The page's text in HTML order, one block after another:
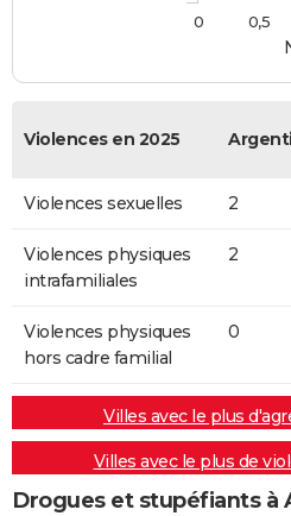
0
0,5
Violences en 2025
Violences sexuelles 2
Violences physiques
intrafamiliales
2
Violences physiques
hors cadre familial
0
Villes avec le plus
Villes avec le plus de
Drogues et stupéfiants à